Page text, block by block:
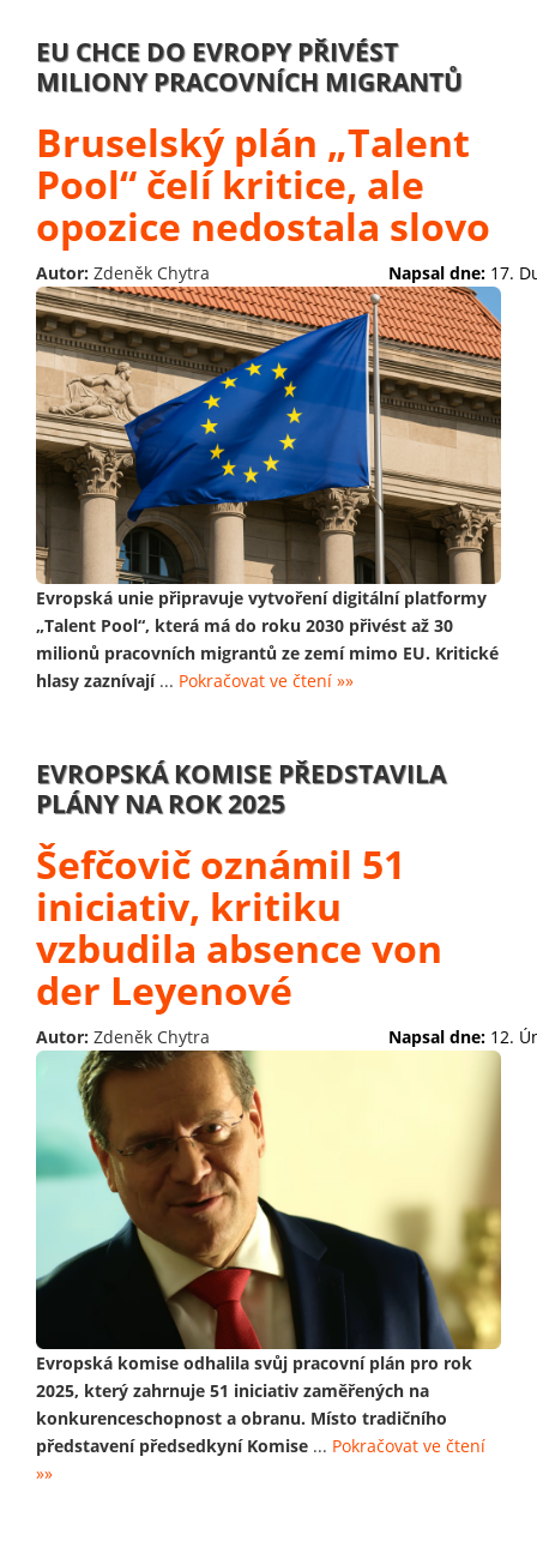
EU CHCE DO EVROPY PŘIVÉST
MILIONY PRACOVNÍCH MIGRANTŮ
Bruselský plán „Talent
Pool“ čelí kritice, ale
opozice nedostala slovo
Autor: Zdeněk Chytra Napsal dne: 17.
Evropská unie připravuje vytvoření digitální platformy
„Talent Pool“, která má do roku 2030 přivést až 30
milionů pracovních migrantů ze zemí mimo EU. Kritické
hlasy zaznívají... Pokračovat ve čtení »»
EVROPSKÁ KOMISE PŘEDSTAVILA
PLÁNY NA ROK 2025
Šefčovič oznámil 51
iniciativ, kritiku
vzbudila absence von
der Leyenové
Autor: Zdeněk Chytra Napsal dne: 12.
Evropská komise odhalila svůj pracovní plán pro rok
2025, který zahrnuje 51 iniciativ zaměřených na
konkurenceschopnost a obranu. Místo tradičního
představení předsedkyní Komise ... Pokračovat ve čtení
»»